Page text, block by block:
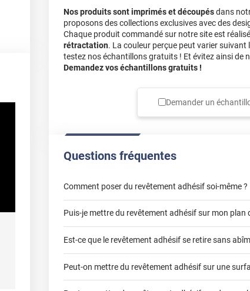
Nos produits sont imprimés et découpésdans
proposons des collections exclusives avec des
Chaque produit commandé sur notre site est
rétractation. La couleur perçue peut varier
testez nos échantillons gratuits ! Et évitez ainsi de
Demandez vos échantillons gratuits !
Demander un
Questions fréquentes
Comment poser du revêtement adhésif soi-même ?
poser un revêtement adhésif ? »
Puis-je mettre du revêtement adhésif sur mon plan
adhésif sur un plan de travail de cuisine ?"
Est-ce que le revêtement adhésif se retire sans
Peut-on mettre du revêtement adhésif sur une